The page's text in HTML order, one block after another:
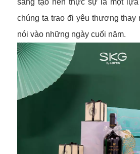
sáng tạo nên thực sự là một
chúng ta trao đi yêu thương thay
nói vào những ngày cuối năm.